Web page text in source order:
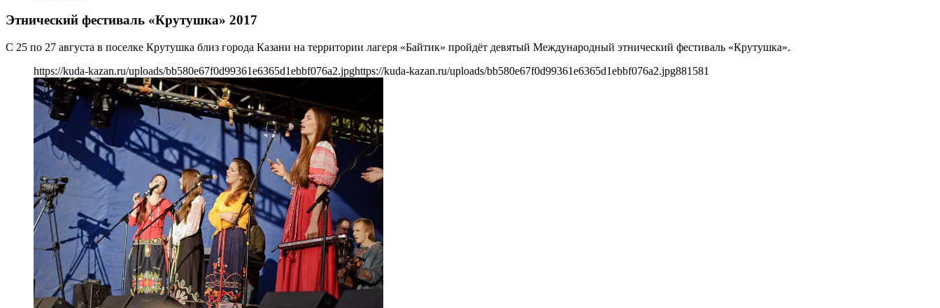
Этнический фестиваль «Крутушка» 2017
С 25 по 27 августа в поселке Крутушка близ города Казани на территории лагеря «Байтик» пройдёт девятый Международный этнический фестиваль «Крутушка».
https://kuda-kazan.ru/uploads/bb580e67f0d99361e6365d1ebbf076a2.jpghttps://kuda-kazan.ru/uploads/bb580e67f0d99361e6365d1ebbf076a2.jpg881 581